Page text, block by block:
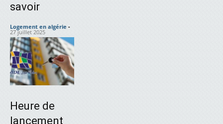
savoir
Logement en algérie -
27 juillet 2025
Heure de
lancement